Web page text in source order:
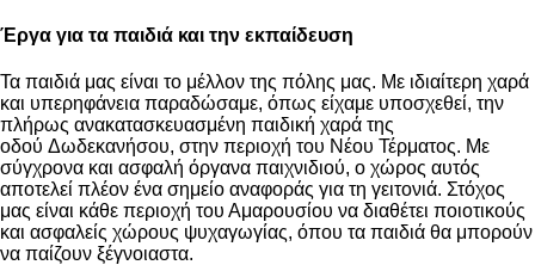
Έργα για τα παιδιά και την εκπαίδευση
Τα παιδιά μας είναι το μέλλον της πόλης μας. Με ιδιαίτερη χαρά
και υπερηφάνεια παραδώσαμε, όπως είχαμε υποσχεθεί, την
πλήρως ανακατασκευασμένη παιδική χαρά της
οδού Δωδεκανήσου, στην περιοχή του Νέου Τέρματος. Με
σύγχρονα και ασφαλή όργανα παιχνιδιού, ο χώρος αυτός
αποτελεί πλέον ένα σημείο αναφοράς για τη γειτονιά. Στόχος
μας είναι κάθε περιοχή του Αμαρουσίου να διαθέτει ποιοτικούς
και ασφαλείς χώρους ψυχαγωγίας, όπου τα παιδιά θα μπορούν
να παίζουν ξέγνοιαστα.